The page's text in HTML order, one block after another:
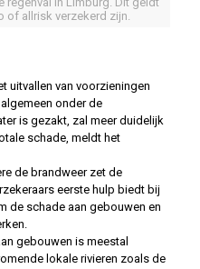
of allrisk verzekerd zijn.
uitvallen van voorzieningen
onder de
is gezakt, zal meer duidelijk
schade, meldt het
de brandweer zet de
eerste hulp biedt bij
de schade aan gebouwen en
gebouwen is meestal
lokale rivieren zoals de